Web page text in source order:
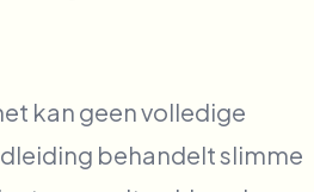
kan geen volledige
behandelt slimme